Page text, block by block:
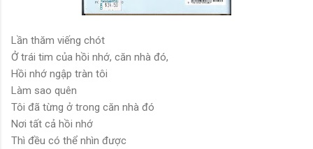
Lần thăm viếng chót
Ở trái tim của hồi nhớ, căn nhà đó,
Hồi nhớ ngập tràn tôi
Làm sao quên
Tôi đã từng ở trong căn nhà đó
Nơi tất cả hồi nhớ
Thì đều có thể nhìn được